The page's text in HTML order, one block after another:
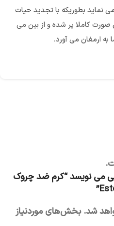
نماید بطوریکه با تجدید حیات
کاملا پر شده و از بین می
ارمغان می آورد.
می نویسد “کرم ضد چروک
شد. بخش‌های موردنیاز